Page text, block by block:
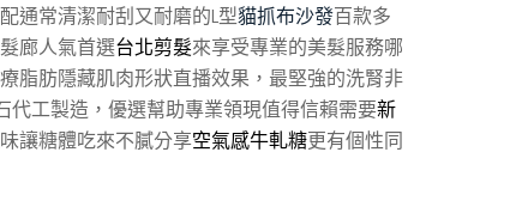
通常清潔耐刮又耐磨的L型貓抓布沙發百款多
廊人氣首選台北剪髮來享受專業的美髮服務哪
脂肪隱藏肌肉形狀直播效果，最堅強的洗腎非
代工製造，優選幫助專業領現值得信賴需要新
讓糖體吃來不膩分享空氣感牛軋糖更有個性同